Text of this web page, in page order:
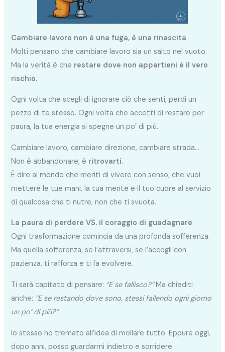
Cambiare lavoro non è una fuga, è una rinascita
Molti pensano che cambiare lavoro sia un salto nel vuoto.
Ma la verità è che restare dove non appartieni è il vero
rischio.
Ogni volta che scegli di ignorare ciò che senti, perdi un
pezzo di te stesso. Ogni volta che accetti di restare per
paura, la tua energia si spegne un po’ di più.
Cambiare lavoro, cambiare direzione, cambiare strada…
Non è abbandonare, è ritrovarti.
È dire al mondo che meriti di vivere con senso, che vuoi
mettere le tue mani, la tua mente e il tuo cuore al servizio
di qualcosa che ti nutre, non che ti svuota.
La paura di perdere VS. il coraggio di guadagnare
Ogni trasformazione comincia da una profonda sofferenza.
Ma quella sofferenza, se l’attraversi, se l’accogli con
pazienza, ti rafforza e ti fa evolvere.
Ti sarà capitato di pensare: “E se fallisco?”Ma chiediti
anche: “E se restando dove sono, stessi fallendo ogni giorno
un po’ di più?”
Io stesso ho tremato all’idea di mollare tutto. Eppure oggi,
dopo anni, posso guardarmi indietro e sorridere.